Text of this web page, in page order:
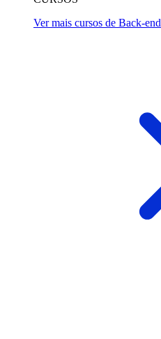
Ver mais cursos de Back-end